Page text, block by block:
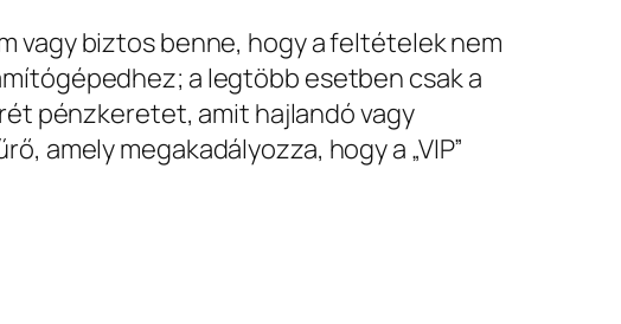
vagy biztos benne, hogy a feltételek nem
a legtöbb esetben csak a
pénzkeretet, amit hajlandó vagy
amely megakadályozza, hogy a „VIP”